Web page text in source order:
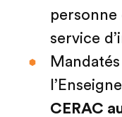
personne
service
CERAC